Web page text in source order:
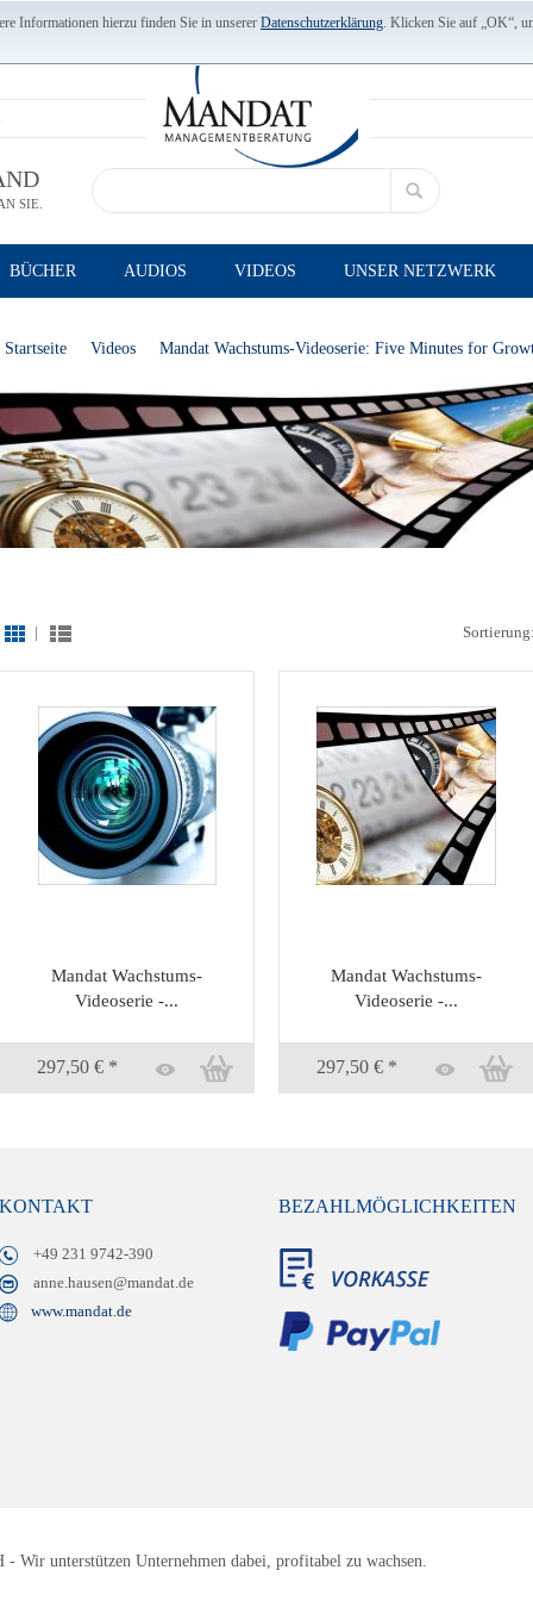
Informationen hierzu finden Sie in unserer Datenschutzerklärung. Klicken Sie auf „OK“,
SIE.
BÜCHER AUDIOS VIDEOS UNSER NETZWERK
Startseite Videos Mandat Wachstums-Videoserie: Five Minutes for
| Sortierung:
Mandat Wachstums-
Videoserie -...
297,50 € *
Mandat Wachstums-
Videoserie -...
297,50 € *
KONTAKT
+49 231 9742-390
anne.hausen@mandat.de
www.mandat.de
BEZAHLMÖGLICHKEITEN
Wir unterstützen Unternehmen dabei, profitabel zu wachsen.